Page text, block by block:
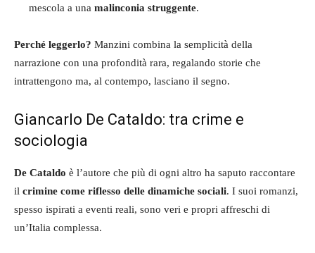
mescola a una malinconia struggente.
Perché leggerlo? Manzini combina la semplicità della
narrazione con una profondità rara, regalando storie che
intrattengono ma, al contempo, lasciano il segno.
Giancarlo De Cataldo: tra crime e
sociologia
De Cataldo è l’autore che più di ogni altro ha saputo raccontare
il crimine come riflesso delle dinamiche sociali. I suoi romanzi,
spesso ispirati a eventi reali, sono veri e propri affreschi di
un’Italia complessa.